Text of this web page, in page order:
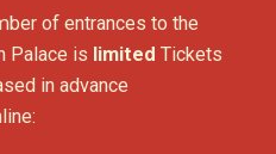
of entrances to the
Palace is limited Tickets
in advance